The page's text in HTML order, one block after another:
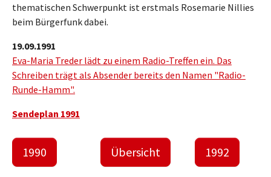
thematischen Schwerpunkt ist erstmals Rosemarie Nillies
beim Bürgerfunk dabei.
19.09.1991
Eva-Maria Treder lädt zu einem Radio-Treffen ein. Das
Schreiben trägt als Absender bereits den Namen "Radio-
Runde-Hamm".
Sendeplan 1991
1990 Übersicht 1992